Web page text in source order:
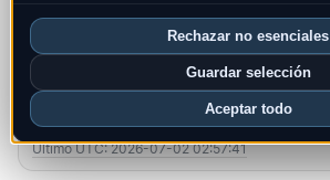
Rechazar no esenciales
Guardar selección
Aceptar todo
FAQ
Sismos este mes
0
Último UTC: 2026-07-02 02:57:41